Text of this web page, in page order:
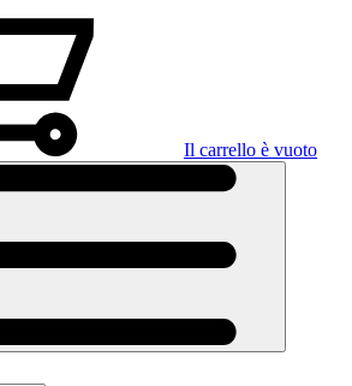
Il carrello è vuoto